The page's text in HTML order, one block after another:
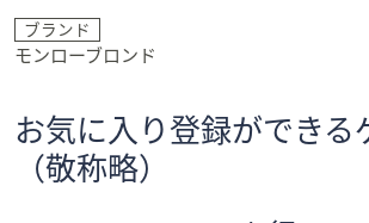
ブランド
モンローブロンド
お気に入り登録ができる
（敬称略）